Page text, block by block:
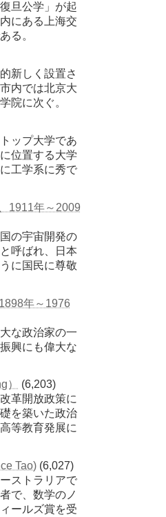
旦公学」が起
にある上海交
る。
新しく設置さ
内では北京大
院に次ぐ。
ップ大学であ
位置する大学
工学系に秀で
1911年～2009
の宇宙開発の
呼ばれ、日本
に国民に尊敬
年～1976
な政治家の一
興にも偉大な
）
(6,203)
革開放政策に
を築いた政治
等教育発展に
Tao) (6,027)
ストラリアで
で、数学のノ
ールズ賞を受